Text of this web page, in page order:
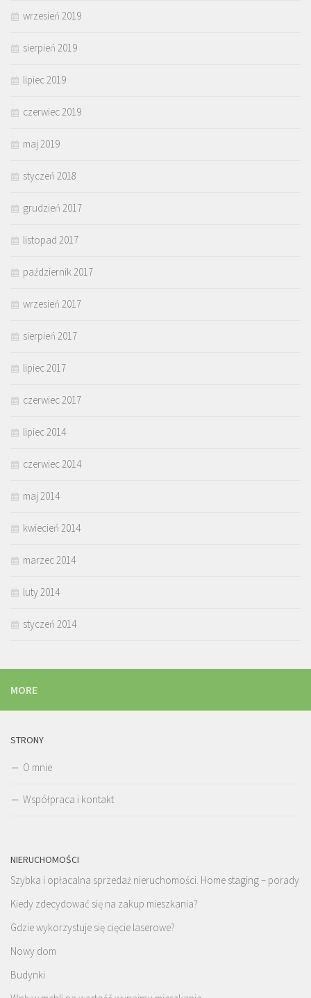
wrzesień 2019
sierpień 2019
lipiec 2019
czerwiec 2019
maj 2019
styczeń 2018
grudzień 2017
listopad 2017
październik 2017
wrzesień 2017
sierpień 2017
lipiec 2017
czerwiec 2017
lipiec 2014
czerwiec 2014
maj 2014
kwiecień 2014
marzec 2014
luty 2014
styczeń 2014
MORE
STRONY
O mnie
Współpraca i kontakt
NIERUCHOMOŚCI
Szybka i opłacalna sprzedaż nieruchomości. Home staging – porady
Kiedy zdecydować się na zakup mieszkania?
Gdzie wykorzystuje się cięcie laserowe?
Nowy dom
Budynki